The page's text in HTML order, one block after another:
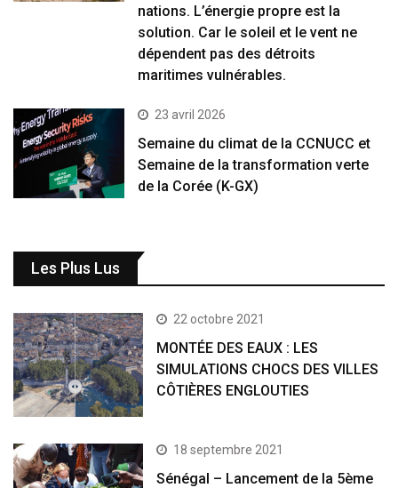
nations. L’énergie propre est la
solution. Car le soleil et le vent ne
dépendent pas des détroits
maritimes vulnérables.
23 avril 2026
Semaine du climat de la CCNUCC et
Semaine de la transformation verte
de la Corée (K-GX)
Les Plus Lus
22 octobre 2021
MONTÉE DES EAUX : LES
SIMULATIONS CHOCS DES VILLES
CÔTIÈRES ENGLOUTIES
18 septembre 2021
Sénégal – Lancement de la 5ème